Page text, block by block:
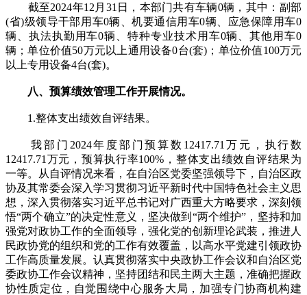
截至2024年12月31日，本部门共有车辆0辆，其中：副部
(省)级领导干部用车0辆、机要通信用车0辆、应急保障用车0
辆、执法执勤用车0辆、特种专业技术用车0辆、其他用车0
辆；单位价值50万元以上通用设备0台(套)；单位价值100万元
以上专用设备4台(套)。
八、预算绩效管理工作开展情况。
1.整体支出绩效自评结果。
我部门2024年度部门预算数12417.71万元，执行数
12417.71万元，预算执行率100%，整体支出绩效自评结果为
一等。从自评情况来看，在自治区党委坚强领导下，自治区政
协及其常委会深入学习贯彻习近平新时代中国特色社会主义思
想，深入贯彻落实习近平总书记对广西重大方略要求，深刻领
悟“两个确立”的决定性意义，坚决做到“两个维护”，坚持和加
强党对政协工作的全面领导，强化党的创新理论武装，推进人
民政协党的组织和党的工作有效覆盖，以高水平党建引领政协
工作高质量发展。认真贯彻落实中央政协工作会议和自治区党
委政协工作会议精神，坚持团结和民主两大主题，准确把握政
协性质定位，自觉围绕中心服务大局，加强专门协商机构建